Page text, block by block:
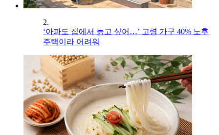
2.
‘아파도 집에서 늙고 싶어…’ 고령 가구 40% 노후
주택이라 어려워